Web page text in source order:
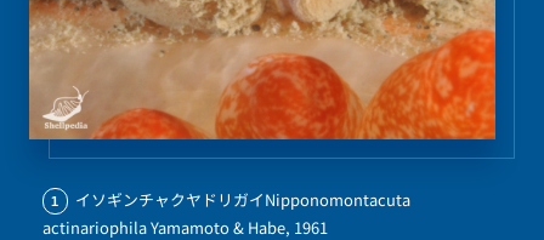
1
イソギンチャクヤドリガイNipponomontacuta
actinariophila Yamamoto & Habe, 1961